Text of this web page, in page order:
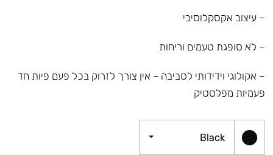
– עיצוב אקסקלוסיבי
– לא סופגת טעמים וריחות
– אקולוגי וידידותי לסביבה – אין צורך לזרוק בכל פעם פיות חד
פעמיות מפלסטיק
Black